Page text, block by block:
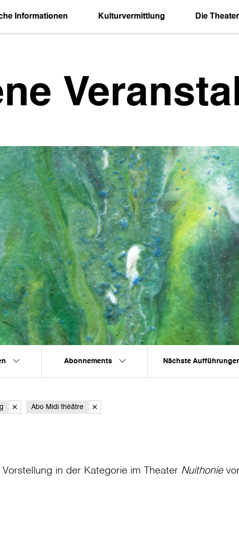
Informationen Kulturvermittlung Die Theater
Abonnements Nächste
Abo Midi théâtre
Vorstellung in der Kategorie im Theater Nuithonie